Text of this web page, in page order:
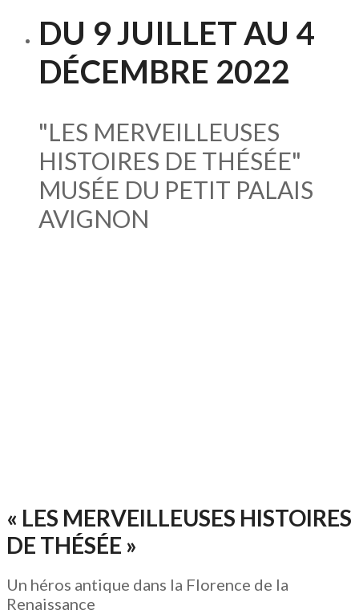
DU 9 JUILLET AU 4
DÉCEMBRE 2022
"LES MERVEILLEUSES
HISTOIRES DE THÉSÉE"
MUSÉE DU PETIT PALAIS
AVIGNON
« LES MERVEILLEUSES HISTOIRES
DE THÉSÉE »
Un héros antique dans la Florence de la
Renaissance